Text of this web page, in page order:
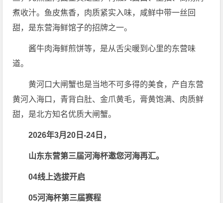
煮收汁。鱼皮焦香，肉质紧实入味，咸鲜中带一丝回
甜，是东营海鲜馆子的招牌之一。
酱牛肉海鲜煎饼等，是从舌尖暖到心里的东营味
道。
黄河口大闸蟹也是当地不可多得的美食，产自东营
黄河入海口，青背白肚、金爪黄毛，膏黄饱满、肉质鲜
甜，是北方知名优质大闸蟹。
2026年3月20日-24日，
山东东营第三届河海杯邀您河海再汇。
04线上选拔开启
05河海杯第三届赛程